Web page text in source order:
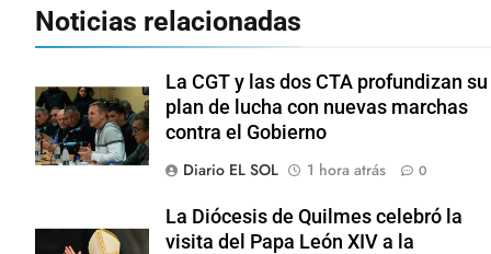
Noticias relacionadas
La CGT y las dos CTA profundizan su
plan de lucha con nuevas marchas
contra el Gobierno
Diario EL SOL
1 hora atrás 0
La Diócesis de Quilmes celebró la
visita del Papa León XIV a la